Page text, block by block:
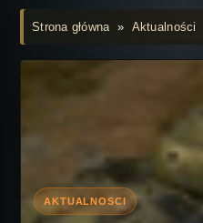
Strona główna» Aktualności